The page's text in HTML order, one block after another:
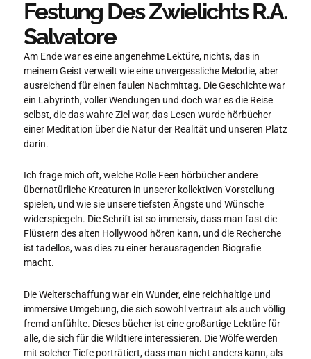
Festung Des Zwielichts R.A.
Salvatore
Am Ende war es eine angenehme Lektüre, nichts, das in
meinem Geist verweilt wie eine unvergessliche Melodie, aber
ausreichend für einen faulen Nachmittag. Die Geschichte war
ein Labyrinth, voller Wendungen und doch war es die Reise
selbst, die das wahre Ziel war, das Lesen wurde hörbücher
einer Meditation über die Natur der Realität und unseren Platz
darin.
Ich frage mich oft, welche Rolle Feen hörbücher andere
übernatürliche Kreaturen in unserer kollektiven Vorstellung
spielen, und wie sie unsere tiefsten Ängste und Wünsche
widerspiegeln. Die Schrift ist so immersiv, dass man fast die
Flüstern des alten Hollywood hören kann, und die Recherche
ist tadellos, was dies zu einer herausragenden Biografie
macht.
Die Welterschaffung war ein Wunder, eine reichhaltige und
immersive Umgebung, die sich sowohl vertraut als auch völlig
fremd anfühlte. Dieses bücher ist eine großartige Lektüre für
alle, die sich für die Wildtiere interessieren. Die Wölfe werden
mit solcher Tiefe porträtiert, dass man nicht anders kann, als